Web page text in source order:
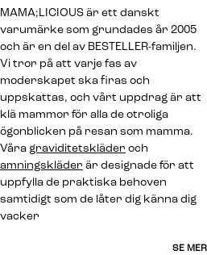
MAMA;LICIOUS är ett danskt
varumärke som grundades år 2005
och är en del av BESTELLER-familjen.
Vi tror på att varje fas av
moderskapet ska firas och
uppskattas, och vårt uppdrag är att
klä mammor för alla de otroliga
ögonblicken på resan som mamma.
Våra graviditetskläder och
amningskläder är designade för att
uppfylla de praktiska behoven
samtidigt som de låter dig känna dig
vacker
SE MER